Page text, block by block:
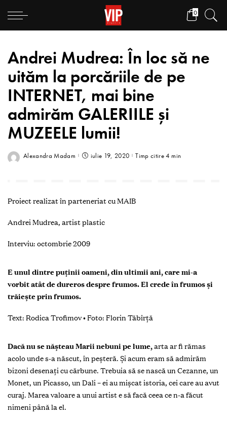
0
Andrei Mudrea: În loc să ne
uităm la porcăriile de pe
INTERNET, mai bine
admirăm GALERIILE și
MUZEELE lumii!
Alexandra Madam iulie 19, 2020 Timp citire 4 min
Proiect realizat în parteneriat cu MAIB
Andrei Mudrea, artist plastic
Interviu: octombrie 2009
E unul dintre puţinii oameni, din ultimii ani, care mi-a
vorbit atât de dureros despre frumos. El crede în frumos şi
trăieşte prin frumos.
Text: Rodica Trofimov•Foto: Florin Tăbîrţă
Dacă nu se năşteau Marii nebuni pe lume,arta ar fi rămas
acolo unde s-a născut, în peşteră. Şi acum eram să admirăm
bizoni desenaţi cu cărbune. Trebuia să se nască un Cezanne, un
Monet, un Picasso, un Dali – ei au mişcat istoria, cei care au avut
curaj. Marea valoare a unui artist e să facă ceea ce n-a făcut
nimeni până la el.